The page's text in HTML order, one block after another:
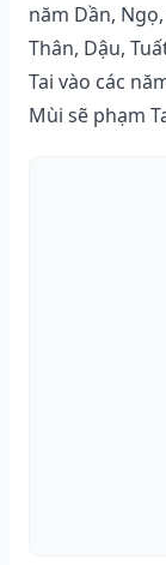
năm Dần,
Thân, Dậu,
Tai vào các
Mùi sẽ phạm